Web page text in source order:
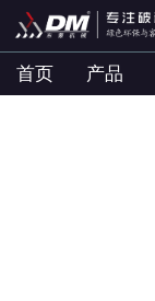
首页 产品